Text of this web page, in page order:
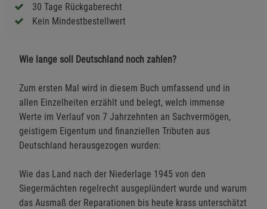
30 Tage Rückgaberecht
Kein Mindestbestellwert
Wie lange soll Deutschland noch zahlen?
Zum ersten Mal wird in diesem Buch umfassend und in
allen Einzelheiten erzählt und belegt, welch immense
Werte im Verlauf von 7 Jahrzehnten an Sachvermögen,
geistigem Eigentum und finanziellen Tributen aus
Deutschland herausgezogen wurden:
Wie das Land nach der Niederlage 1945 von den
Siegermächten regelrecht ausgeplündert wurde und warum
das Ausmaß der Reparationen bis heute krass unterschätzt